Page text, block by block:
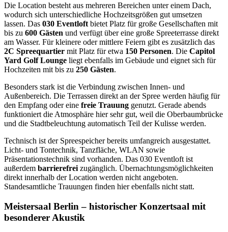
Die Location besteht aus mehreren Bereichen unter einem Dach,
wodurch sich unterschiedliche Hochzeitsgrößen gut umsetzen
lassen. Das 030 Eventloft bietet Platz für große Gesellschaften mit
bis zu 600 Gästen und verfügt über eine große Spreeterrasse direkt
am Wasser. Für kleinere oder mittlere Feiern gibt es zusätzlich das
2C Spreequartier mit Platz für etwa 150 Personen. Die Capitol
Yard Golf Lounge liegt ebenfalls im Gebäude und eignet sich für
Hochzeiten mit bis zu 250 Gästen.
Besonders stark ist die Verbindung zwischen Innen- und
Außenbereich. Die Terrassen direkt an der Spree werden häufig für
den Empfang oder eine freie Trauung genutzt. Gerade abends
funktioniert die Atmosphäre hier sehr gut, weil die Oberbaumbrücke
und die Stadtbeleuchtung automatisch Teil der Kulisse werden.
Technisch ist der Spreespeicher bereits umfangreich ausgestattet.
Licht- und Tontechnik, Tanzfläche, WLAN sowie
Präsentationstechnik sind vorhanden. Das 030 Eventloft ist
außerdem barrierefrei zugänglich. Übernachtungsmöglichkeiten
direkt innerhalb der Location werden nicht angeboten.
Standesamtliche Trauungen finden hier ebenfalls nicht statt.
Meistersaal Berlin – historischer Konzertsaal mit
besonderer Akustik